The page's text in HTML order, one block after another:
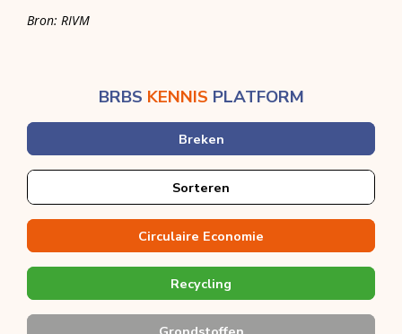
Bron: RIVM
BRBS KENNIS PLATFORM
Breken
Sorteren
Circulaire Economie
Recycling